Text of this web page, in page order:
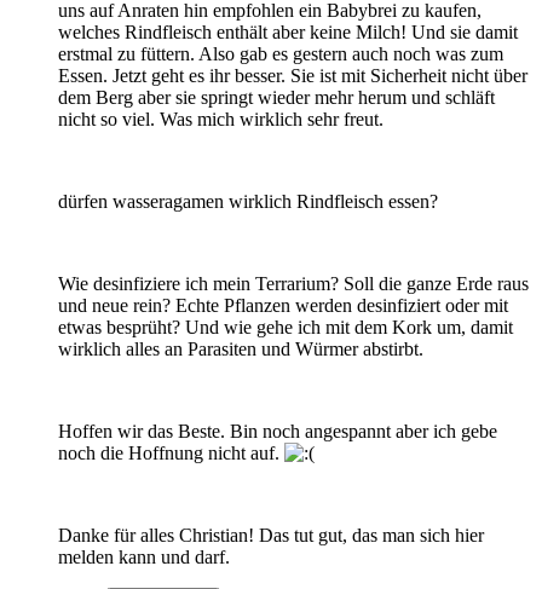
uns auf Anraten hin empfohlen ein Babybrei zu kaufen,
welches Rindfleisch enthält aber keine Milch! Und sie damit
erstmal zu füttern. Also gab es gestern auch noch was zum
Essen. Jetzt geht es ihr besser. Sie ist mit Sicherheit nicht über
dem Berg aber sie springt wieder mehr herum und schläft
nicht so viel. Was mich wirklich sehr freut.
dürfen wasseragamen wirklich Rindfleisch essen?
Wie desinfiziere ich mein Terrarium? Soll die ganze Erde raus
und neue rein? Echte Pflanzen werden desinfiziert oder mit
etwas besprüht? Und wie gehe ich mit dem Kork um, damit
wirklich alles an Parasiten und Würmer abstirbt.
Hoffen wir das Beste. Bin noch angespannt aber ich gebe
noch die Hoffnung nicht auf.
Danke für alles Christian! Das tut gut, das man sich hier
melden kann und darf.